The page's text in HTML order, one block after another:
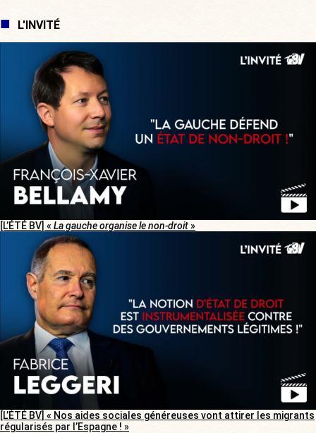
L'INVITÉ
[L’ÉTÉ BV] « La gauche organise le non-droit»
[L’ÉTÉ BV] « Nos aides sociales généreuses vont attirer les migrants
régularisés par l’Espagne ! »